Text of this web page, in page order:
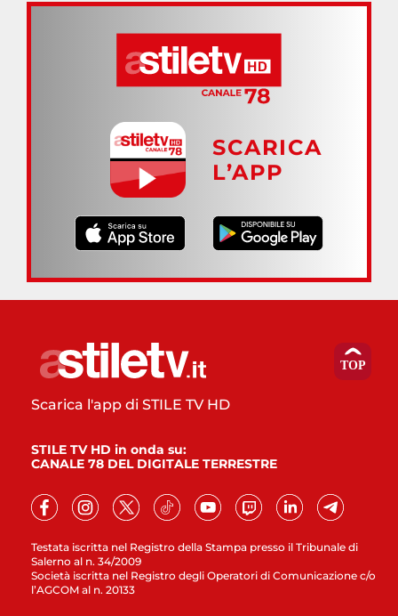
SCARICA
L’APP
Testata iscritta nel Registro della Stampa presso il Tribunale di
Salerno al n. 34/2009
Società iscritta nel Registro degli Operatori di Comunicazione c/o
l’AGCOM al n. 20133
Scarica l'app di STILE TV HD
STILE TV HD in onda su:
CANALE 78 DEL DIGITALE TERRESTRE